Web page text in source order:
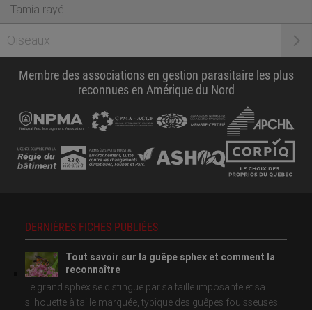
Tamia rayé
Oiseaux
Membre des associations en gestion parasitaire les plus
reconnues en Amérique du Nord
DERNIÈRES FICHES PUBLIÉES
Tout savoir sur la guêpe sphex et comment la
reconnaître
Le grand sphex se distingue par sa taille imposante et sa
silhouette à taille marquée, typique des guêpes fouisseuses.